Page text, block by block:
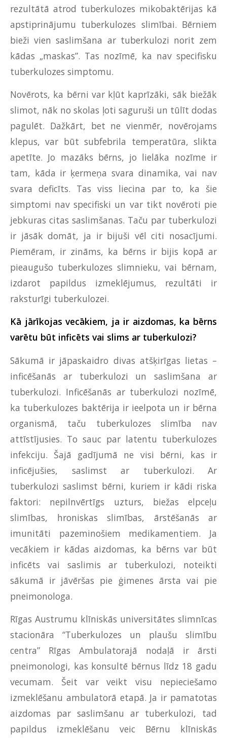
rezultātā atrod tuberkulozes mikobaktērijas kā
apstiprinājumu tuberkulozes slimībai. Bērniem
bieži vien saslimšana ar tuberkulozi norit zem
kādas „maskas”. Tas nozīmē, ka nav specifisku
tuberkulozes simptomu.
Novērots, ka bērni var kļūt kaprīzāki, sāk biežāk
slimot, nāk no skolas ļoti saguruši un tūlīt dodas
pagulēt. Dažkārt, bet ne vienmēr, novērojams
klepus, var būt subfebrila temperatūra, slikta
apetīte. Jo mazāks bērns, jo lielāka nozīme ir
tam, kāda ir ķermeņa svara dinamika, vai nav
svara deficīts. Tas viss liecina par to, ka šie
simptomi nav specifiski un var tikt novēroti pie
jebkuras citas saslimšanas. Taču par tuberkulozi
ir jāsāk domāt, ja ir bijuši vēl citi nosacījumi.
Piemēram, ir zināms, ka bērns ir bijis kopā ar
pieaugušo tuberkulozes slimnieku, vai bērnam,
izdarot papildus izmeklējumus, rezultāti ir
raksturīgi tuberkulozei.
Kā jārīkojas vecākiem, ja ir aizdomas, ka bērns
varētu būt inficēts vai slims ar tuberkulozi?
Sākumā ir jāpaskaidro divas atšķirīgas lietas –
inficēšanās ar tuberkulozi un saslimšana ar
tuberkulozi. Inficēšanās ar tuberkulozi nozīmē,
ka tuberkulozes baktērija ir ieelpota un ir bērna
organismā, taču tuberkulozes slimība nav
attīstījusies. To sauc par latentu tuberkulozes
infekciju. Šajā gadījumā ne visi bērni, kas ir
inficējušies, saslimst ar tuberkulozi. Ar
tuberkulozi saslimst bērni, kuriem ir kādi riska
faktori: nepilnvērtīgs uzturs, biežas elpceļu
slimības, hroniskas slimības, ārstēšanās ar
imunitāti pazeminošiem medikamentiem. Ja
vecākiem ir kādas aizdomas, ka bērns var būt
inficēts vai saslimis ar tuberkulozi, noteikti
sākumā ir jāvēršas pie ģimenes ārsta vai pie
pneimonologa.
Rīgas Austrumu klīniskās universitātes slimnīcas
stacionāra “Tuberkulozes un plaušu slimību
centra” Rīgas Ambulatorajā nodaļā ir ārsti
pneimonologi, kas konsultē bērnus līdz 18 gadu
vecumam. Šeit var veikt visu nepieciešamo
izmeklēšanu ambulatorā etapā. Ja ir pamatotas
aizdomas par saslimšanu ar tuberkulozi, tad
papildus izmeklēšanu veic Bērnu klīniskās